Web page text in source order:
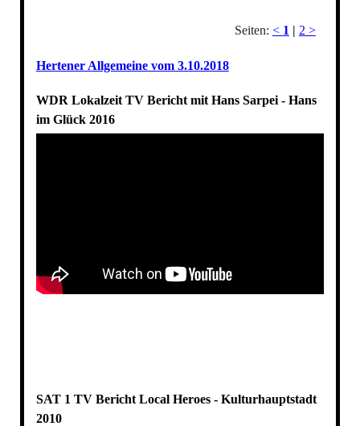
Seiten: < 1 | 2 >
Hertener Allgemeine vom 3.10.2018
WDR Lokalzeit TV Bericht mit Hans Sarpei - Hans
im Glück 2016
SAT 1 TV Bericht Local Heroes - Kulturhauptstadt
2010